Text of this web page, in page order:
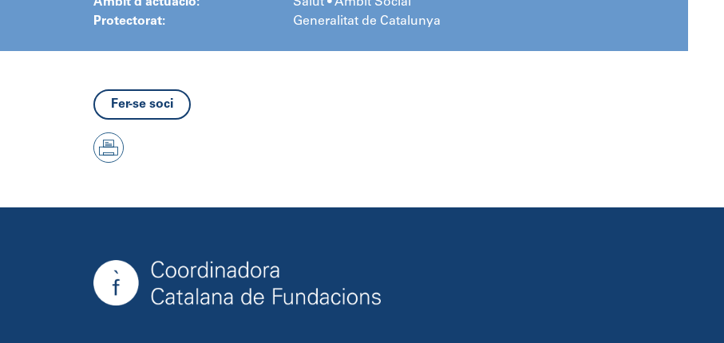
Àmbit d'actuació:
Salut • Àmbit Social
Protectorat:
Generalitat de Catalunya
Fer-se soci